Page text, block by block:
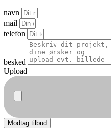
navn
mail
telefon
besked
Upload
Modtag tilbud